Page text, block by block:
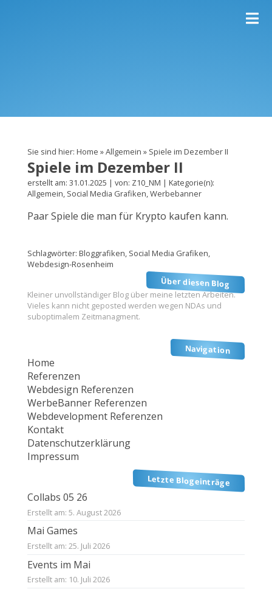
Sie sind hier: Home »Allgemein » Spiele im Dezember II
Spiele im Dezember II
erstellt am: 31.01.2025 | von: Z10_NM | Kategorie(n):
Allgemein, Social Media Grafiken,Werbebanner
Paar Spiele die man für Krypto kaufen kann.
Schlagwörter: Bloggrafiken, Social Media Grafiken,
Webdesign-Rosenheim
Über diesen Blog
Kleiner unvollständiger Blog über meine letzten Arbeiten.
Vieles kann nicht geposted werden wegen NDAs und
suboptimalem Zeitmanagment.
Navigation
Home
Referenzen
Webdesign Referenzen
WerbeBanner Referenzen
Webdevelopment Referenzen
Kontakt
Datenschutzerklärung
Impressum
Letzte Blogeinträge
Collabs 05 26
Erstellt am: 5. August 2026
Mai Games
Erstellt am: 25. Juli 2026
Events im Mai
Erstellt am: 10. Juli 2026